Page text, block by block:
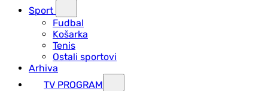
Sport
Fudbal
Košarka
Tenis
Ostali sportovi
Arhiva
TV PROGRAM